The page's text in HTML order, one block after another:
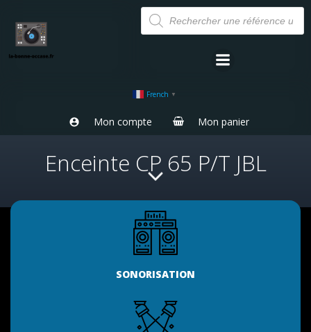
Aller
au
contenu
Recherche
de
produits
French ▼
Mon compte Mon panier
Enceinte CP 65 P/T JBL
SONORISATION